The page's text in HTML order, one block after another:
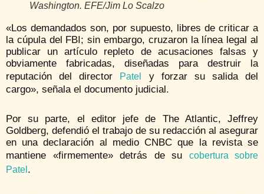
Washington. EFE/Jim Lo Scalzo
«Los demandados son, por supuesto, libres de criticar a
la cúpula del FBI; sin embargo, cruzaron la línea legal al
publicar un artículo repleto de acusaciones falsas y
obviamente fabricadas, diseñadas para destruir la
reputación del director
Patel
y forzar su salida del
cargo», señala el documento judicial.
Por su parte, el editor jefe de The Atlantic, Jeffrey
Goldberg, defendió el trabajo de su redacción al asegurar
en una declaración al medio CNBC que la revista se
mantiene «firmemente» detrás de su cobertura sobre
Patel .